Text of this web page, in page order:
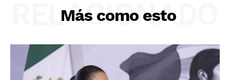
Más como esto
RELACIONADO